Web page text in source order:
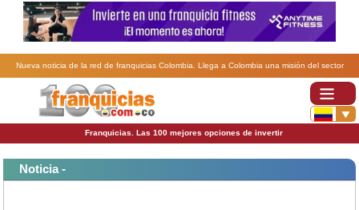
Nueva noticia de la red de franquicias Colombia. Llega a Colombia una misión del sector
Franquicias. Las 100 mejores opciones de invertir
Noticia -